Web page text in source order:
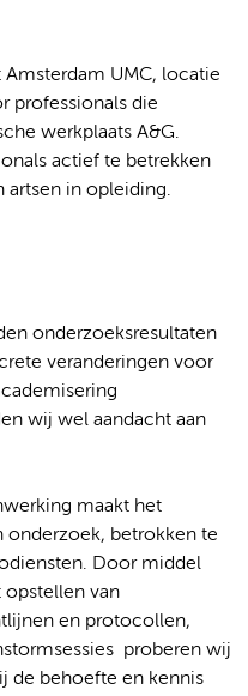
UMC, locatie
professionals die
werkplaats A&G.
actief te betrekken
artsen in opleiding.
onderzoeksresultaten
veranderingen voor
wij wel aandacht aan
maakt het
onderzoek, betrokken te
Door middel
van
en protocollen,
proberen wij
de behoefte en kennis